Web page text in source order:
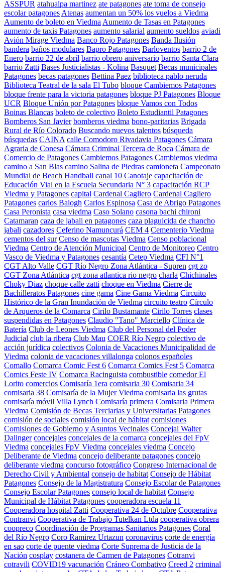
ASSPUR atahualpa martinez ate patagones ate toma de consejo
escolar patagones Atenas aumentan un 50% los vuelos a Viedma
Aumento de boleto en Viedma Aumento de Tasas en Patagones
aumento de taxis Patagones aumento salarial aumento sueldos aviadi
Avión Mirage Viedma Banco Rojo Patagones Banda Ilusión
bandera baños modulares Bapro Patagones Barloventos barrio 2 de
Enero barrio 22 de abril barrio obrero aniversario barrio Santa Clara
barrio Zatti Bases Justicialistas - Kolina Basquet Becas municipales
Patagones becas patagones Bettina Paez biblioteca pablo neruda
Biblioteca Teatral de la sala El Tubo bloque Cambiemos Patagones
bloque frente para la victoria patagones bloque PJ Patagones Bloque
UCR Bloque Unión por Patagones bloque Vamos con Todos
Boinas Blancas boleto de colectivo Boleto Estudiantil Patagones
Bomberos San Javier bomberos viedma bono-paritarias Brigada
Rural de Río Colorado Buscando nuevos talentos búsqueda
búsquedas CAINA calle Comodoro Rivadavia Patagones Cámara
Agraria de Conesa Cámara Criminal Tercera de Roca Cámara de
Comercio de Patagones Cambiemos Patagones Cambiemos viedma
camino a San Blas camino Salina de Piedras camioneta Campeonato
Mundial de Beach Handball canal 10 Canotaje capacitación de
Educación Vial en la Escuela Secundaria N° 3 capacitación RCP
Viedma y Patagones capital Cardenal Cagliero Cardenal Cagliero
Patagones carlos Balogh Carlos Espinosa Casa de Abrigo Patagones
Casa Peronista casa viedma Caso Solano casona bachi chironi
Catamaran caza de jabali en patagones caza plaguicida de chancho
jabali cazadores Ceferino Namuncurá CEM 4 Cementerio Viedma
cementos del sur Censo de mascotas Viedma Censo poblacional
Viedma Centro de Atención Municipal Centro de Monitoreo Centro
Vasco de Viedma y Patagones cesantía Cetep Viedma CFI N°1
CGT Alto Valle CGT Río Negro Zona Atlántica - Supren cgt zo
CGT Zona Atlántica cgt zona atlantica rio negro charla Chichinales
Choky Diaz choque calle zatti choque en Viedma Cierre de
Bachilleratos Patagones cine gama Cine Gama Viedma Circuito
Histórico de la Gran Inundación de Viedma circuito teatro Círculo
de Arqueros de la Comarca Cirilo Bustamante Cirilo Torres clases
suspendidas en Patagones Claudio "Tano" Marciello Clínica de
Batería Club de Leones Viedma Club del Personal del Poder
Judicial club la ribera Club Mau COER Río Negro colectivo de
acción jurídica colectivos Colonia de Vacaciones Municipalidad de
Viedma colonia de vacaciones villalonga colonos españoles
Comallo Comarca Comic Fest 6 Comarca Comics Fest 5 Comarca
Comics Feste IV Comarca Racinguista combustible comedor El
Lorito comercios Comisaría 1era comisaria 30 Comisaria 34
comisaria 38 Comisaría de la Mujer Viedma comisaria las grutas
comisaría móvil Villa Lynch Comisaría primera Comisaria Primera
Viedma Comisión de Becas Terciarias y Universitarias Patagones
comisión de sociales comisión local de hábitat comisiones
Comisiones de Gobierno y Asuntos Vecinales Concejal Walter
Dalinger concejales concejales de la comarca concejales del FpV
Viedma concejales FpV Viedma concejales viedma Concejo
Deliberante de Viedma concejo deliberante patagones concejo
deliberante viedma concurso fotográfico Congreso Internacional de
Derecho Civil y Ambiental consejo de habitat Consejo de Hábitat
Patagones Consejo de la Magistratura Consejo Escolar de Patagones
Consejo Escolar Patagones consejo local de habitat Consejo
Municipal de Hábitat Patagones cooperadora escuela 11
Cooperadora hospital Zatti Cooperativa 24 de Octubre Cooperativa
Contranvi Cooperativa de Trabajo Tutelkan Ltda cooperativa obrera
coopreco Coordinación de Programas Sanitarios Patagones Coral
del Río Negro Coro Ramirez Urtazun coronavirus corte de energía
en sao corte de puente viedma Corte Suprema de Justicia de la
Nación cosplay costanera de Carmen de Patagones Cotranvi
cotravili COVID19 vacunación Cráneo Combativo Creed 2 criminal